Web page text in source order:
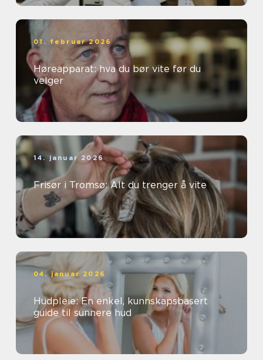
01. februar 2026
Høreapparat: hva du bør vite før du
velger
14. januar 2026
Frisør i Tromsø: Alt du trenger å vite
04. januar 2026
Hudpleie: En enkel, kunnskapsbasert
guide til sunnere hud